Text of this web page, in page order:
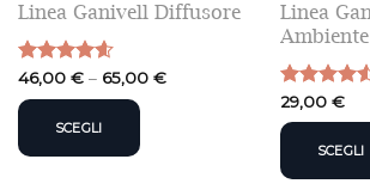
Linea Ganivell Diffusore
Valutato
4.58su 5
46,00 €– 65,00 €
SCEGLI
Linea
Ambiente
Valutato
4.50su 5
29,00 €
SCEGLI